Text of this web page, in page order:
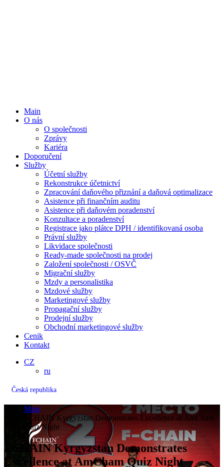
Main
O nás
O společnosti
Zprávy
Kariéra
Doporučení
Služby
Účetní služby
Rekonstrukce účetnictví
Zpracování daňového přiznání a daňová optimalizace
Asistence při finančním auditu
Asistence při daňovém poradenství
Konzultace a poradenství
Registrace jako plátce DPH / identifikovaná osoba
Právní služby
Likvidace společnosti
Ready-made společnosti na prodej
Založení společnosti / OSVČ
Migrační služby
Mzdy a personalistika
Mzdové služby
Marketingové služby
Propagační služby
Prodejní služby
Obchodní marketingové služby
Cenik
Kontakt
CZ
ru
Česká republika
Main
FCHAIN Kyrgyzstan Demonstrates Excellence at AmCham
Quiz Night
FCHAIN Kyrgyzstan Demonstrates
Excellence at AmCham Quiz Night